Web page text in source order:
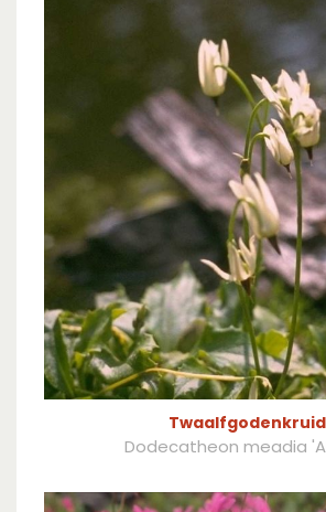
Twaalfgodenkruid
Dodecatheon meadia